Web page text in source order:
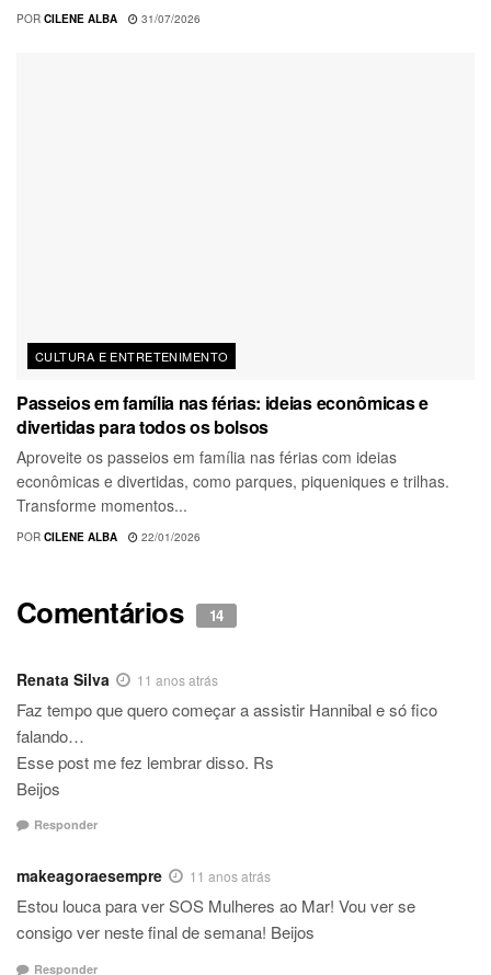
POR CILENE ALBA 31/07/2026
CULTURA E ENTRETENIMENTO
Passeios em família nas férias: ideias econômicas e
divertidas para todos os bolsos
Aproveite os passeios em família nas férias com ideias
econômicas e divertidas, como parques, piqueniques e trilhas.
Transforme momentos...
POR CILENE ALBA 22/01/2026
Comentários 14
Renata Silva 11 anos atrás
Faz tempo que quero começar a assistir Hannibal e só fico
falando…
Esse post me fez lembrar disso. Rs
Beijos
Responder
makeagoraesempre 11 anos atrás
Estou louca para ver SOS Mulheres ao Mar! Vou ver se
consigo ver neste final de semana! Beijos
Responder